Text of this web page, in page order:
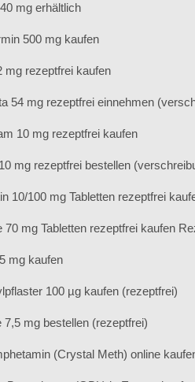
mg erhältlich
500 mg kaufen
mg rezeptfrei kaufen
54 mg rezeptfrei einnehmen
10 mg rezeptfrei kaufen
mg rezeptfrei bestellen
10/100 mg Tabletten rezeptfrei
70 mg Tabletten rezeptfrei kaufen
mg kaufen
100 µg kaufen (rezeptfrei)
7,5 mg bestellen (rezeptfrei)
(Crystal Meth) online